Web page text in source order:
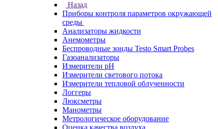
Назад
Приборы контроля параметров окружающей
среды
Анализаторы жидкости
Анемометры
Беспроводные зонды Testo Smart Probes
Газоанализаторы
Измерители pH
Измерители светового потока
Измерители тепловой облученности
Логгеры
Люксметры
Манометры
Метрологическое оборудование
Оценка качества воздуха